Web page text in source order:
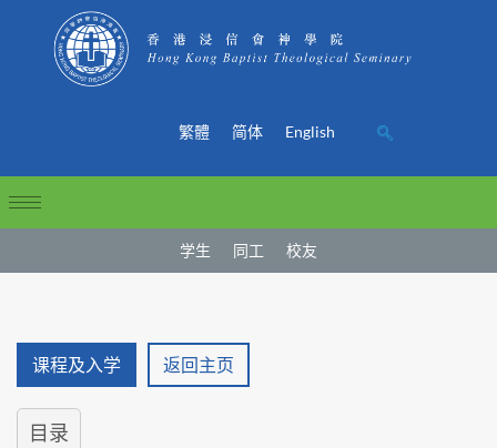
繁體 简体 English
学生 同工 校友
课程及入学 返回主页
目录